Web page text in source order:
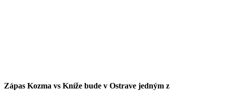
Zápas Kozma vs Kníže bude v Ostrave jedným z